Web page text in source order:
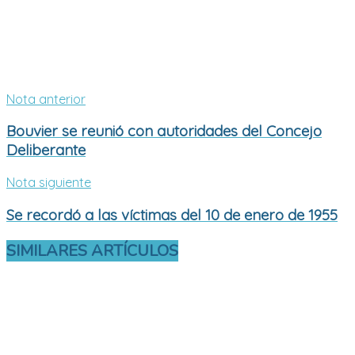
Nota anterior
Bouvier se reunió con autoridades del Concejo
Deliberante
Nota siguiente
Se recordó a las víctimas del 10 de enero de 1955
SIMILARES ARTÍCULOS